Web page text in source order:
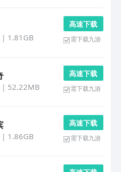
| 1.81GB
高 速 下 载
需下载九游
52.22MB
高 速 下 载
需下载九游
| 1.86GB
高 速 下 载
需下载九游